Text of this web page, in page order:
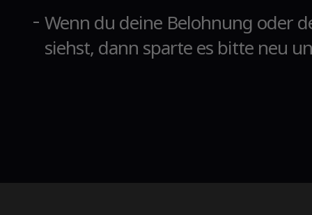
Wenn du deine Belohnung oder
siehst, dann sparte es bitte neu